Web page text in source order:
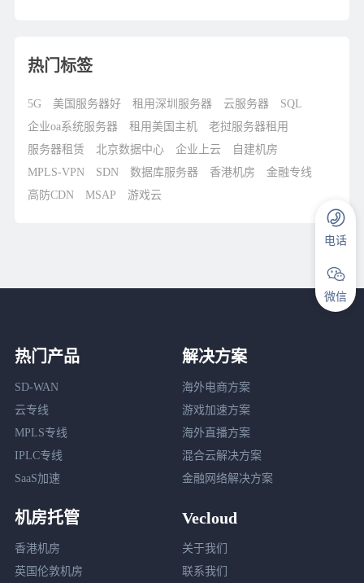
热门标签
5G 美国服务器好 租用深圳服务器 云服务器
SQL
企业oa系统服务器
租用美国主机
老挝服务器租用
服务器租赁
北京数据中心 企业上云
自建机房
MPLS-VPN
SDN 数据库服务器 香港机房
金融专线
高防CDN
MSAP 游戏云
热门产品
SD-WAN
云专线
MPLS专线
IPLC专线
SaaS加速
解决方案
海外电商方案
游戏加速方案
海外直播方案
混合云解决方案
金融网络解决方案
机房托管
香港机房
英国伦敦机房
Vecloud
关于我们
联系我们
电话
微信